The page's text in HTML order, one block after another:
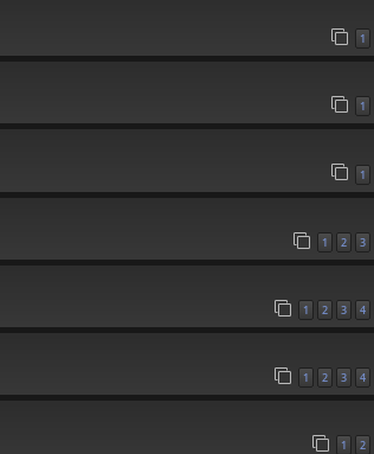
1
1
1
1 2 3
1 2 3 4
1 2 3 4
1 2